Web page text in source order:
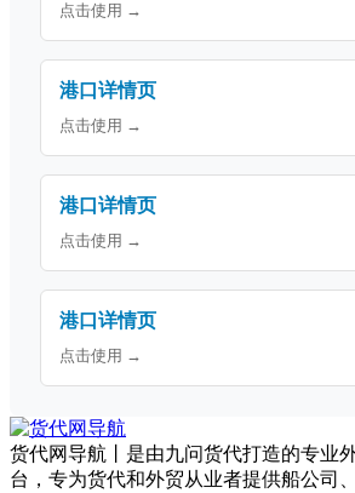
点击使用 →
港口详情页
点击使用 →
港口详情页
点击使用 →
港口详情页
点击使用 →
货代网导航丨是由九问货代打造的专业
台，专为货代和外贸从业者提供船公司